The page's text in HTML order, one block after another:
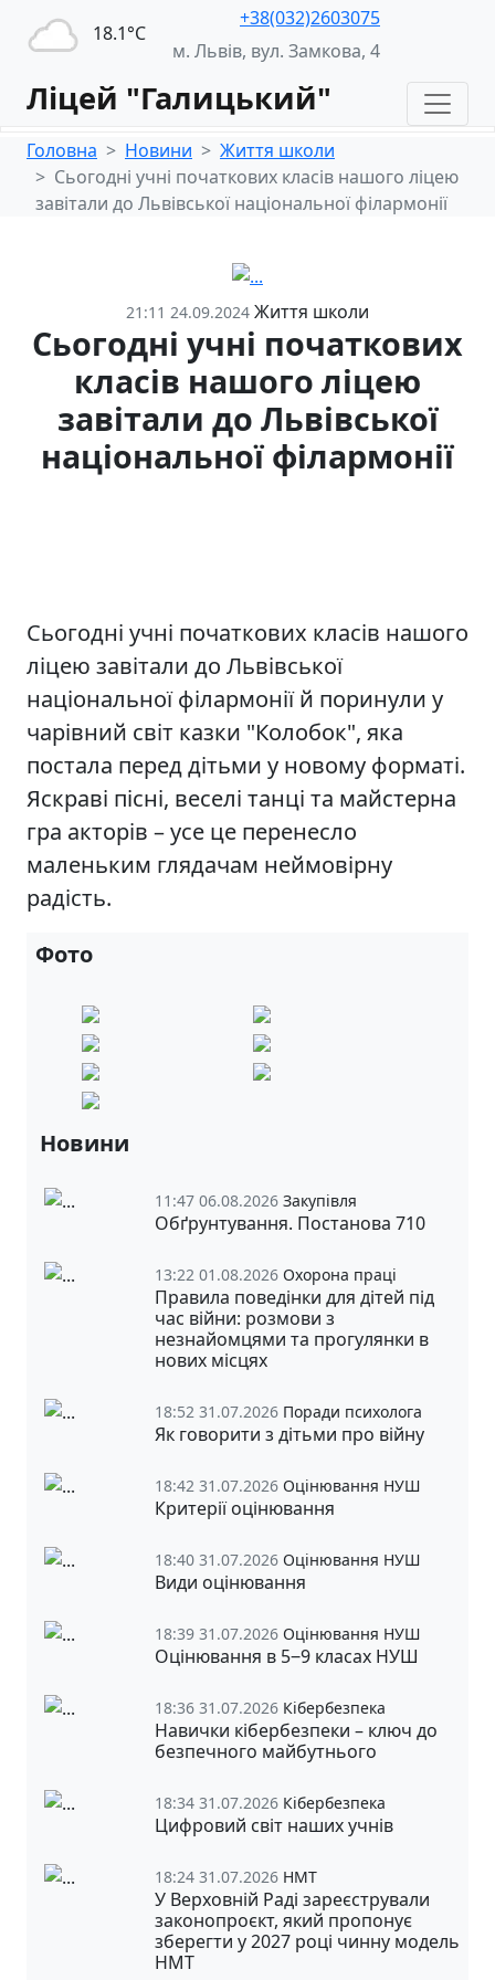
18.1°С
+38(032)2603075
м. Львів, вул. Замкова, 4
Ліцей "Галицький"
Головна Новини
Життя школи
Сьогодні учні початкових класів нашого ліцею
завітали до Львівської національної філармонії
21:11 24.09.2024 Життя школи
Сьогодні учні початкових
класів нашого ліцею
завітали до Львівської
національної філармонії
Сьогодні учні початкових класів нашого
ліцею завітали до Львівської
національної філармонії й поринули у
чарівний світ казки "Колобок", яка
постала перед дітьми у новому форматі.
Яскраві пісні, веселі танці та майстерна
гра акторів – усе це перенесло
маленьким глядачам неймовірну
радість.
Фото
Новини
11:47 06.08.2026 Закупівля
Обґрунтування. Постанова 710
13:22 01.08.2026 Охорона праці
Правила поведінки для дітей під
час війни: розмови з
незнайомцями та прогулянки в
нових місцях
18:52 31.07.2026 Поради психолога
Як говорити з дітьми про війну
18:42 31.07.2026 Оцінювання НУШ
Критерії оцінювання
18:40 31.07.2026 Оцінювання НУШ
Види оцінювання
18:39 31.07.2026 Оцінювання НУШ
Оцінювання в 5‒9 класах НУШ
18:36 31.07.2026 Кібербезпека
Навички кібербезпеки – ключ до
безпечного майбутнього
18:34 31.07.2026 Кібербезпека
Цифровий світ наших учнів
18:24 31.07.2026 НМТ
У Верховній Раді зареєстрували
законопроєкт, який пропонує
зберегти у 2027 році чинну модель
НМТ